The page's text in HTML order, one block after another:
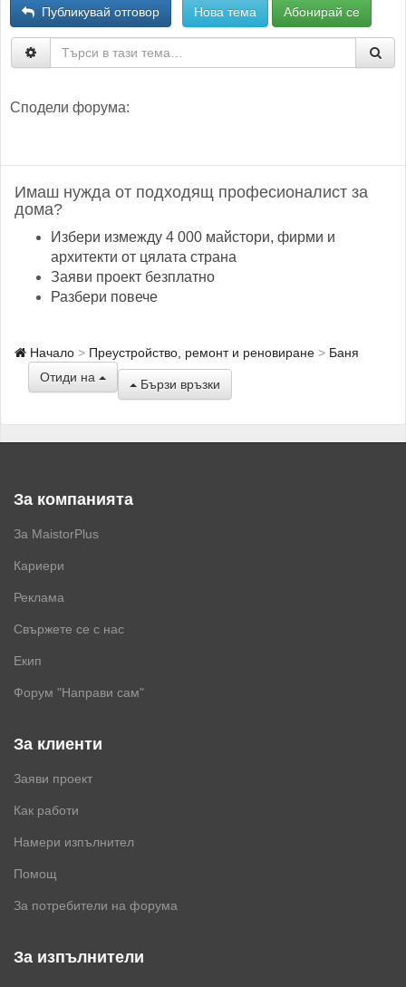
Публикувай отговор Нова тема Абонирай се
Сподели форума:
Имаш нужда от подходящ професионалист за
дома?
Избери измежду 4 000 майстори, фирми и
архитекти от цялата страна
Заяви проект безплатно
Разбери повече
Начало Преустройство, ремонт и реновиране
Баня
Отиди на
Бързи връзки
За компанията
За MaistorPlus
Кариери
Реклама
Свържете се с нас
Екип
Форум "Направи сам"
За клиенти
Заяви проект
Как работи
Намери изпълнител
Помощ
За потребители на форума
За изпълнители